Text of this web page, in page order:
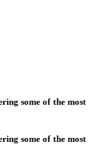
some of the most
some of the most